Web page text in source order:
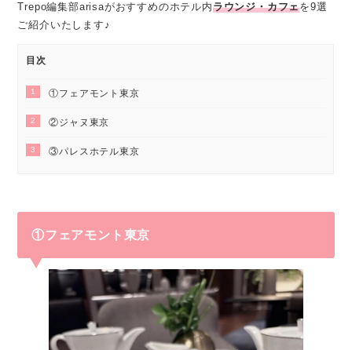
Trepo編集部arisaがおすすめのホテル内ラウンジ・カフェを9選
ご紹介いたします♪
目次
1 ①フェアモント東京
2 ②ジャヌ東京
3 ③パレスホテル東京
①フェアモント東京